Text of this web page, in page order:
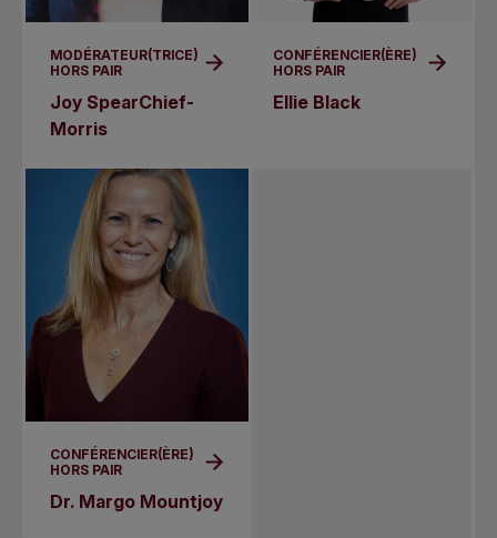
MODÉRATEUR(TRICE)
HORS PAIR
Joy SpearChief-
Morris
CONFÉRENCIER(ÈRE)
HORS PAIR
Ellie Black
CONFÉRENCIER(ÈRE)
HORS PAIR
Dr. Margo Mountjoy